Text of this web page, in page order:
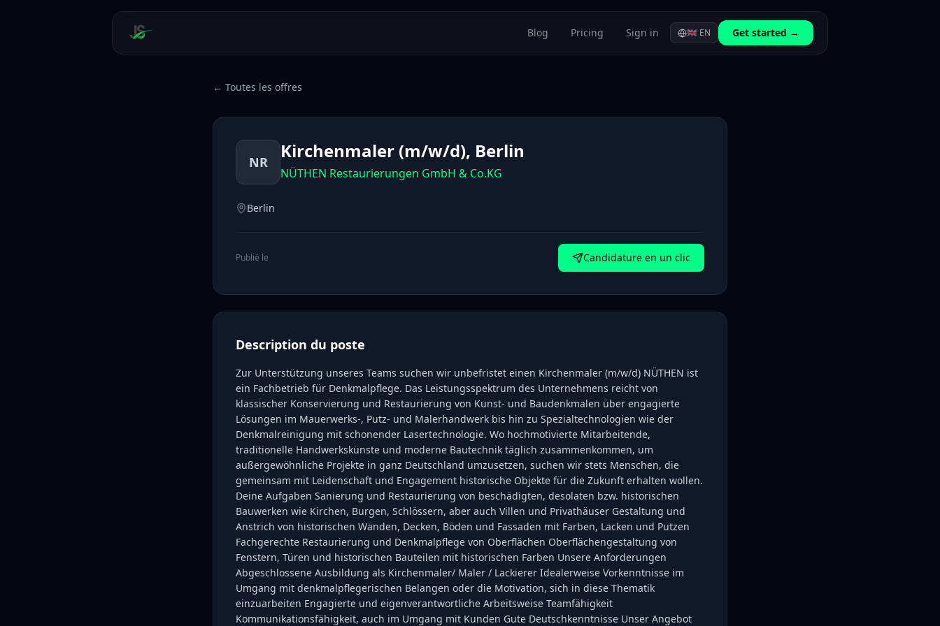
Blog Pricing Sign in 🇬🇧 EN Get started →
← Toutes les offres
NR Kirchenmaler (m/w/d), Berlin
NÜTHEN Restaurierungen GmbH & Co.KG
Berlin
Publié le Candidature en un clic
Description du poste
Zur Unterstützung unseres Teams suchen wir unbefristet einen Kirchenmaler (m/w/d) NÜTHEN ist
ein Fachbetrieb für Denkmalpflege. Das Leistungsspektrum des Unternehmens reicht von
klassischer Konservierung und Restaurierung von Kunst- und Baudenkmalen über engagierte
Lösungen im Mauerwerks-, Putz- und Malerhandwerk bis hin zu Spezialtechnologien wie der
Denkmalreinigung mit schonender Lasertechnologie. Wo hochmotivierte Mitarbeitende,
traditionelle Handwerkskünste und moderne Bautechnik täglich zusammenkommen, um
außergewöhnliche Projekte in ganz Deutschland umzusetzen, suchen wir stets Menschen, die
gemeinsam mit Leidenschaft und Engagement historische Objekte für die Zukunft erhalten wollen.
Deine Aufgaben Sanierung und Restaurierung von beschädigten, desolaten bzw. historischen
Bauwerken wie Kirchen, Burgen, Schlössern, aber auch Villen und Privathäuser Gestaltung und
Anstrich von historischen Wänden, Decken, Böden und Fassaden mit Farben, Lacken und Putzen
Fachgerechte Restaurierung und Denkmalpflege von Oberflächen Oberflächengestaltung von
Fenstern, Türen und historischen Bauteilen mit historischen Farben Unsere Anforderungen
Abgeschlossene Ausbildung als Kirchenmaler/ Maler / Lackierer Idealerweise Vorkenntnisse im
Umgang mit denkmalpflegerischen Belangen oder die Motivation, sich in diese Thematik
einzuarbeiten Engagierte und eigenverantwortliche Arbeitsweise Teamfähigkeit
Kommunikationsfähigkeit, auch im Umgang mit Kunden Gute Deutschkenntnisse Unser Angebot